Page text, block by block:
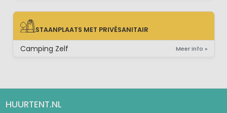
STAANPLAATS MET PRIVÉSANITAIR
STAANPLAATS MET PRIVÉSANITAIR
Camping Zelf Meer info »
HUURTENT.NL